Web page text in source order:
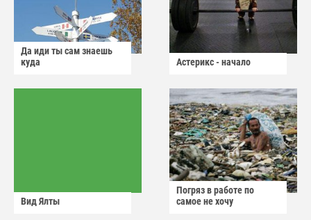
Да иди ты сам знаешь
куда
Астерикс - начало
Вид Ялты
Погряз в работе по
самое не хочу